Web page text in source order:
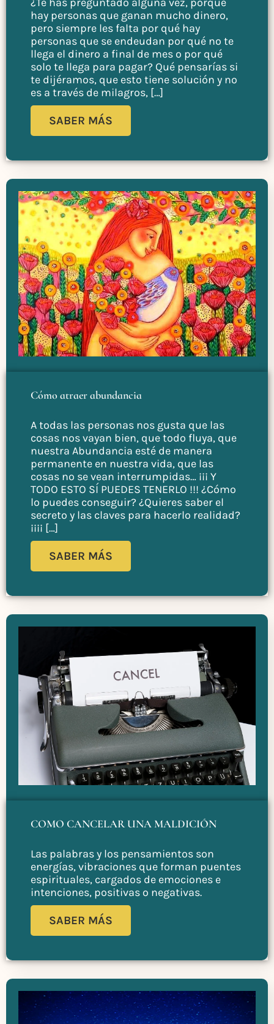
hay personas que ganan mucho dinero,
pero siempre les falta por qué hay
personas que se endeudan por qué no te
llega el dinero a final de mes o por qué
solo te llega para pagar? Qué pensarías si
te dijéramos, que esto tiene solución y no
es a través de milagros, […]
SABER MÁS
Cómo atraer abundancia
A todas las personas nos gusta que las
cosas nos vayan bien, que todo fluya, que
nuestra Abundancia esté de manera
permanente en nuestra vida, que las
cosas no se vean interrumpidas… ¡¡¡ Y
TODO ESTO SÍ PUEDES TENERLO !!! ¿Cómo
lo puedes conseguir? ¿Quieres saber el
secreto y las claves para hacerlo realidad?
¡¡¡¡ […]
SABER MÁS
COMO CANCELAR UNA MALDICIÓN
Las palabras y los pensamientos son
energías, vibraciones que forman puentes
espirituales, cargados de emociones e
intenciones, positivas o negativas.
SABER MÁS